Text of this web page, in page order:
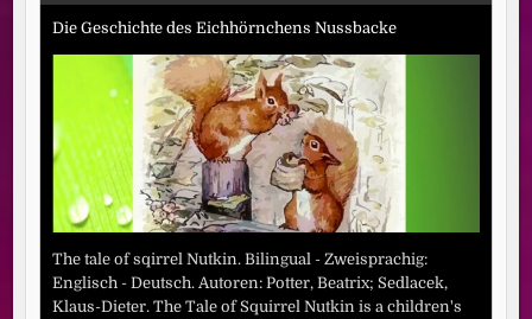
Die Geschichte des Eichhörnchens Nussbacke
The tale of sqirrel Nutkin. Bilingual - Zweisprachig:
Englisch - Deutsch. Autoren: Potter, Beatrix; Sedlacek,
Klaus-Dieter. The Tale of Squirrel Nutkin is a children's